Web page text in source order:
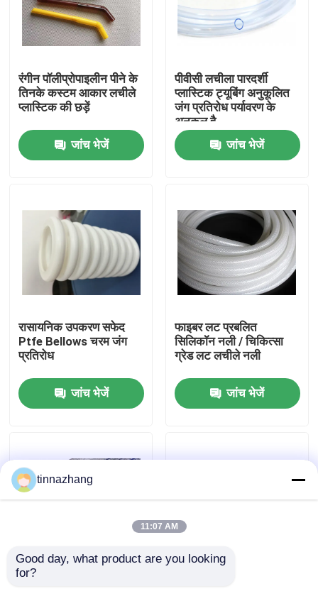
हमारे बारे में
कारखाना भ्रमण
गुणवत्ता नियंत्रण
एक उद्धरण का अनुरोध करें
मोटर वाहन तेल जवानों
रंगीन पॉलीप्रोपाइलीन पीने के
तिनके कस्टम आकार लचीले
प्लास्टिक की छड़ें
जांच भेजें
पीवीसी लचीला पारदर्शी
प्लास्टिक ट्यूबिंग अनुकूलित
जंग प्रतिरोध पर्यावरण के
अनुकूल है
जांच भेजें
रासायनिक उपकरण सफेद
Ptfe Bellows चरम जंग
प्रतिरोध
जांच भेजें
फाइबर लट प्रबलित
सिलिकॉन नली / चिकित्सा
ग्रेड लट लचीले नली
जांच भेजें
उच्च दबाव पीवीसी फाइबर
tinnazhang
11:07 AM
Good day, what product are you looking
for?